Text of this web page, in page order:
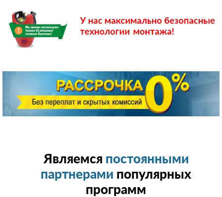
Являемся постоянными
партнерами популярных
программ